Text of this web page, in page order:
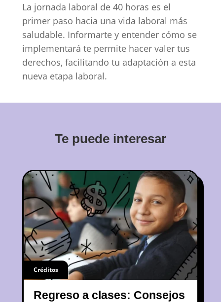
La jornada laboral de 40 horas es el
primer paso hacia una vida laboral más
saludable. Informarte y entender cómo se
implementará te permite hacer valer tus
derechos, facilitando tu adaptación a esta
nueva etapa laboral.
Te puede interesar
Créditos
Regreso a clases: Consejos